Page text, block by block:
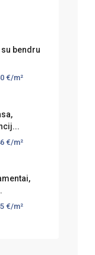
bendru
€/m²
€/m²
€/m²